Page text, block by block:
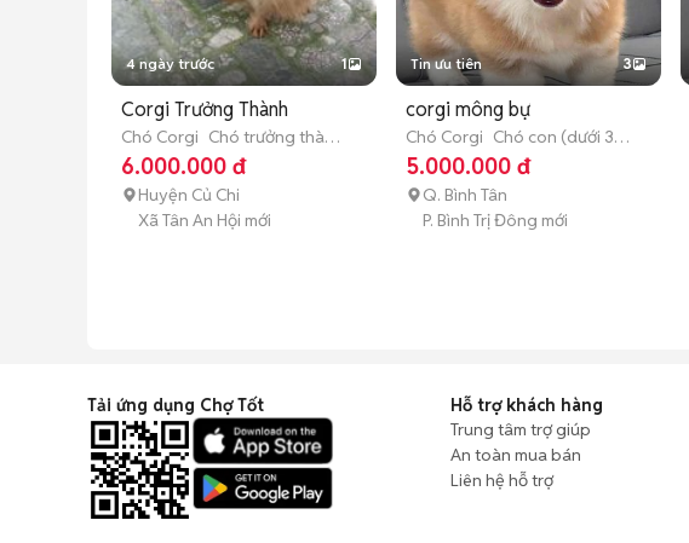
4 ngày trước 1
Corgi Trưởng Thành
Chó Corgi Chó trưởng thành
(hơn 1 tuổi)
6.000.000 đ
Huyện Củ Chi
Xã Tân An Hội mới
Tin ưu tiên 3
corgi mông bự
Chó Corgi Chó con (dưới 3
tháng tuổi)
5.000.000 đ
Q. Bình Tân
P. Bình Trị Đông mới
Tải ứng dụng Chợ Tốt
Hỗ trợ khách hàng
Trung tâm trợ giúp
An toàn mua bán
Liên hệ hỗ trợ